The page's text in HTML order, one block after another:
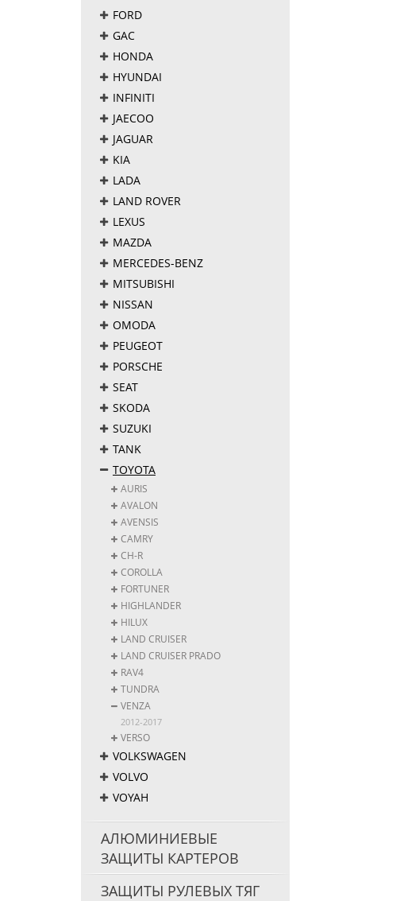
FORD
GAC
HONDA
HYUNDAI
INFINITI
JAECOO
JAGUAR
KIA
LADA
LAND ROVER
LEXUS
MAZDA
MERCEDES-BENZ
MITSUBISHI
NISSAN
OMODA
PEUGEOT
PORSCHE
SEAT
SKODA
SUZUKI
TANK
TOYOTA
AURIS
AVALON
AVENSIS
CAMRY
CH-R
COROLLA
FORTUNER
HIGHLANDER
HILUX
LAND CRUISER
LAND CRUISER PRADO
RAV4
TUNDRA
VENZA
2012-2017
VERSO
VOLKSWAGEN
VOLVO
VOYAH
АЛЮМИНИЕВЫЕ
ЗАЩИТЫ КАРТЕРОВ
ЗАЩИТЫ РУЛЕВЫХ ТЯГ